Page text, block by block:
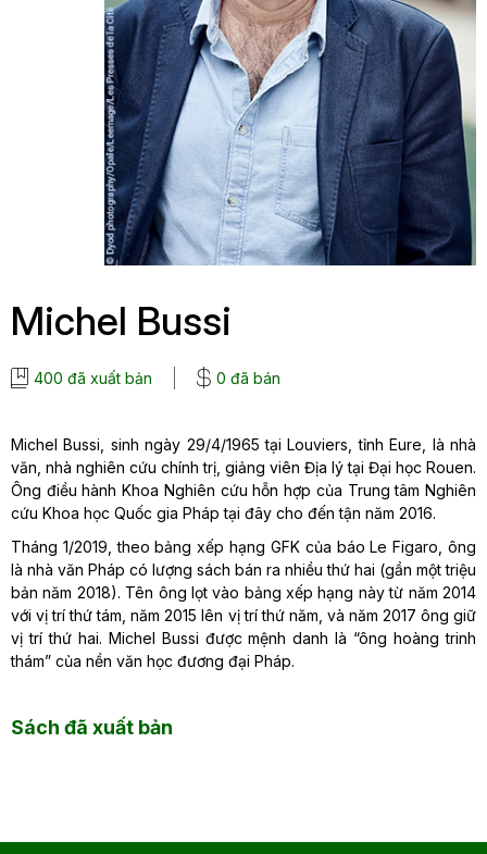
Michel Bussi
400 đã xuất bản 0 đã bán
Michel Bussi, sinh ngày 29/4/1965 tại Louviers, tỉnh Eure, là nhà
văn, nhà nghiên cứu chính trị, giảng viên Địa lý tại Đại học Rouen.
Ông điều hành Khoa Nghiên cứu hỗn hợp của Trung tâm Nghiên
cứu Khoa học Quốc gia Pháp tại đây cho đến tận năm 2016.
Tháng 1/2019, theo bảng xếp hạng GFK của báo Le Figaro, ông
là nhà văn Pháp có lượng sách bán ra nhiều thứ hai (gần một triệu
bản năm 2018). Tên ông lọt vào bảng xếp hạng này từ năm 2014
với vị trí thứ tám, năm 2015 lên vị trí thứ năm, và năm 2017 ông giữ
vị trí thứ hai. Michel Bussi được mệnh danh là “ông hoàng trinh
thám” của nền văn học đương đại Pháp.
Sách đã xuất bản